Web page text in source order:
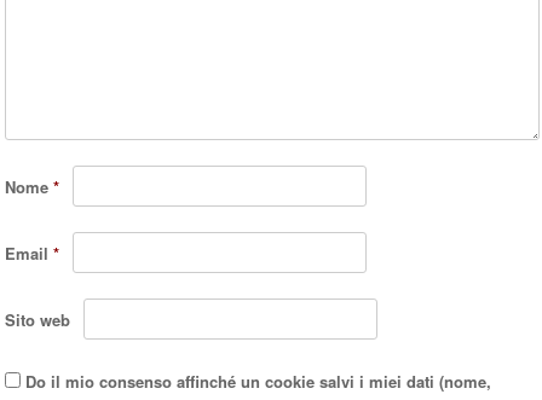
Nome*
Email*
Sito web
Do il mio consenso affinché un cookie salvi i miei dati (nome,